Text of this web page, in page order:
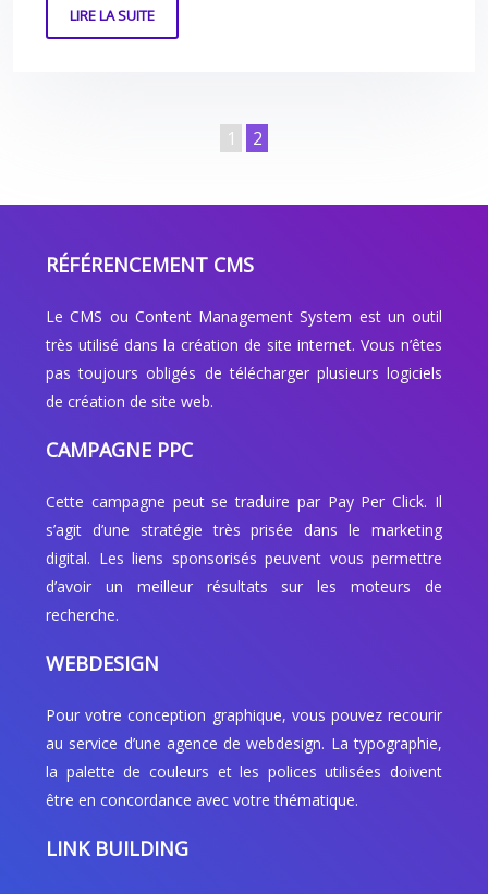
LIRE LA SUITE
1 2
RÉFÉRENCEMENT CMS
Le CMS ou Content Management System est un outil
très utilisé dans la création de site internet. Vous n’êtes
pas toujours obligés de télécharger plusieurs logiciels
de création de site web.
CAMPAGNE PPC
Cette campagne peut se traduire par Pay Per Click. Il
s’agit d’une stratégie très prisée dans le marketing
digital. Les liens sponsorisés peuvent vous permettre
d’avoir un meilleur résultats sur les moteurs de
recherche.
WEBDESIGN
Pour votre conception graphique, vous pouvez recourir
au service d’une agence de webdesign. La typographie,
la palette de couleurs et les polices utilisées doivent
être en concordance avec votre thématique.
LINK BUILDING